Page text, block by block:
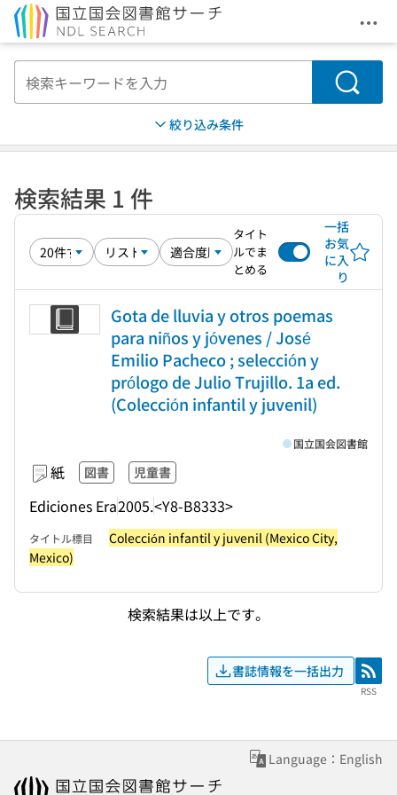
メ
検索
絞り込み条件
検索結果 1 件
タイト
ルでま
とめる
一括
お気
に入
り
Gota de lluvia y otros poemas
para niños y jóvenes / José
Emilio Pacheco ; selección y
prólogo de Julio Trujillo. 1a ed.
(Colección infantil y juvenil)
紙 図書 児童書
Ediciones Era2005.<Y8-B8333>
国立国会図書館
タイトル標目
Colección infantil y juvenil (Mexico City,
Mexico)
検索結果は以上です。
書誌情報を一括出力 RSS
RSS
Language：English